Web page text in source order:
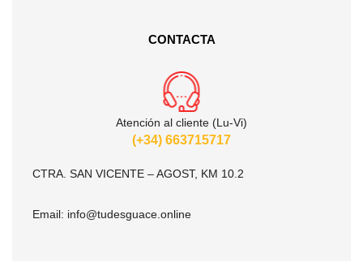
CONTACTA
Atención al cliente (Lu-Vi)
(+34) 663715717
CTRA. SAN VICENTE – AGOST, KM 10.2
Email: info@tudesguace.online